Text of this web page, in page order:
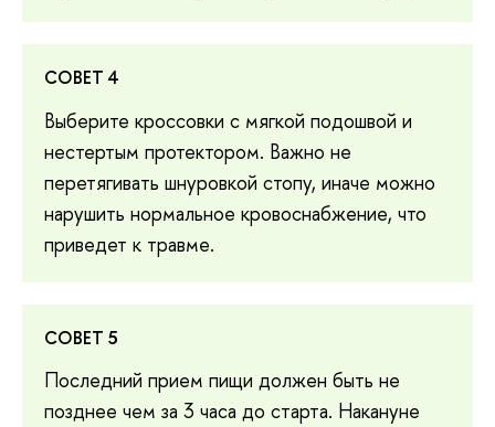
СОВЕТ 4
Выберите кроссовки с мягкой подошвой и
нестертым протектором. Важно не
перетягивать шнуровкой стопу, иначе можно
нарушить нормальное кровоснабжение, что
приведет к травме.
СОВЕТ 5
Последний прием пищи должен быть не
позднее чем за 3 часа до старта. Накануне